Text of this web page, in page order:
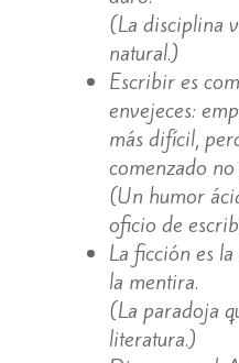
(La disciplina
natural.)
Escribir es
envejeces:
más difícil,
comenzado
(Un humor
oficio de
La ficción es
la mentira.
(La paradoja
literatura.)